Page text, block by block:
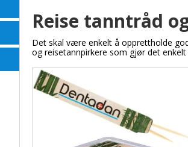
Reise tanntråd
Det skal være enkelt å opprettholde
og reisetannpirkere som gjør det